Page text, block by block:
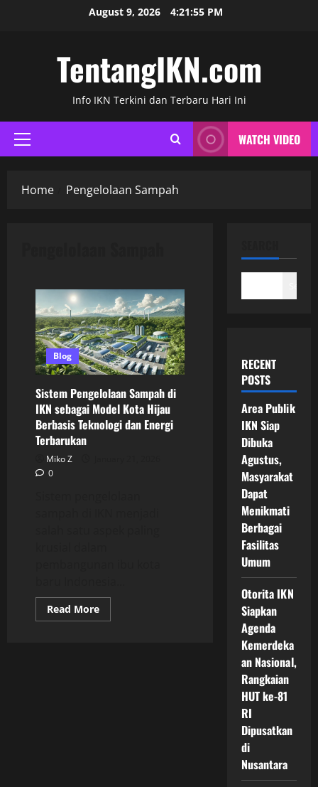
August 9, 2026 4:21:56 PM
TentangIKN.com
Info IKN Terkini dan Terbaru Hari Ini
Primary
Menu
WATCH VIDEO
Home Pengelolaan Sampah
Blog
Sistem Pengelolaan Sampah di
IKN sebagai Model Kota Hijau
Berbasis Teknologi dan Energi
Terbarukan
Miko Z
0
Read MoreRead
more
RECENT
POSTS
Area Publik
IKN Siap
Dibuka
Agustus,
Masyarakat
Dapat
Menikmati
Berbagai
Fasilitas
Umum
Otorita IKN
Siapkan
Agenda
Kemerdeka
an Nasional,
Rangkaian
HUT ke-81
RI
Dipusatkan
di
Nusantara